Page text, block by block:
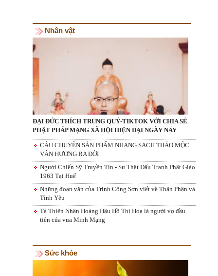
Nhân vật
ĐẠI ĐỨC THÍCH TRUNG QUÝ-TIKTOK VỚI CHIA SẺ
PHẬT PHÁP MẠNG XÃ HỘI HIỆN ĐẠI NGÀY NAY
CÂU CHUYỆN SẢN PHẨM NHANG SẠCH THẢO MỘC
VÂN HƯƠNG RA ĐỜI
Người Chiến Sỹ Truyền Tin - Sự Thật Đấu Tranh Phật Giáo
1963 Tại Huế
Những đoạn văn của Trịnh Công Sơn viết về Thân Phận và
Tình Yêu
Tá Thiên Nhân Hoàng Hậu Hồ Thị Hoa là người vợ đầu
tiên của vua Minh Mạng
Sức khỏe